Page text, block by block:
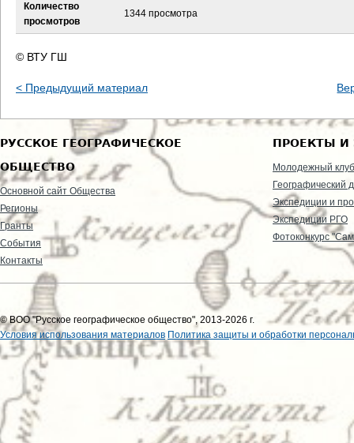
Количество
просмотров
1344 просмотра
© ВТУ ГШ
< Предыдущий материал
РУССКОЕ ГЕОГРАФИЧЕСКОЕ
ОБЩЕСТВО
Основной сайт Общества
Регионы
Гранты
События
Контакты
ПРОЕКТЫ И
Молодежный клуб
Географический
Экспедиции и
Экспедиции РГО
Фотоконкурс
© ВОО "Русское географическое общество", 2013-2026 г.
Условия использования материалов Политика защиты и обработки